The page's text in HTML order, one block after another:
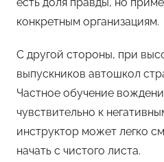
конкретным организациям.
С другой стороны, при
выпускников автошкол
Частное обучение
чувствительно к
инструктор может легко
начать с чистого листа.